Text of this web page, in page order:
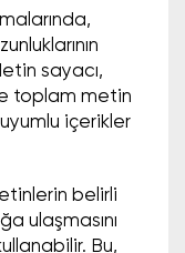
sayacı,
toplam metin
içerikler
belirli
ulaşmasını
Bu,